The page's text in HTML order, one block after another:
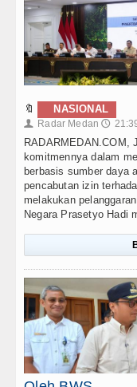
🔖 NASIONAL
👤 Radar Medan 🕔
RADARMEDAN.COM,
komitmennya dalam
berbasis sumber daya
pencabutan izin
melakukan
Negara Prasetyo Hadi